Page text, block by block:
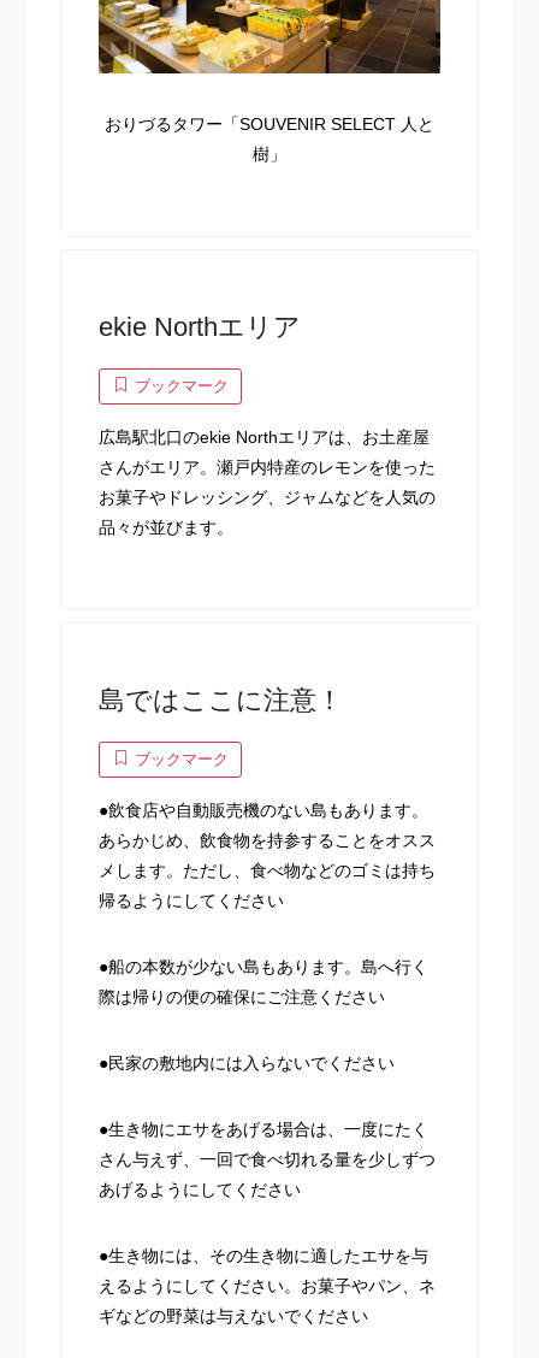
おりづるタワー「SOUVENIR SELECT 人と
樹」
ekie Northエリア
ブックマーク
広島駅北口のekie Northエリアは、お土産屋
さんがエリア。瀬戸内特産のレモンを使った
お菓子やドレッシング、ジャムなどを人気の
品々が並びます。
島ではここに注意！
ブックマーク
●飲食店や自動販売機のない島もあります。
あらかじめ、飲食物を持参することをオスス
メします。ただし、食べ物などのゴミは持ち
帰るようにしてください
●船の本数が少ない島もあります。島へ行く
際は帰りの便の確保にご注意ください
●民家の敷地内には入らないでください
●生き物にエサをあげる場合は、一度にたく
さん与えず、一回で食べ切れる量を少しずつ
あげるようにしてください
●生き物には、その生き物に適したエサを与
えるようにしてください。お菓子やパン、ネ
ギなどの野菜は与えないでください